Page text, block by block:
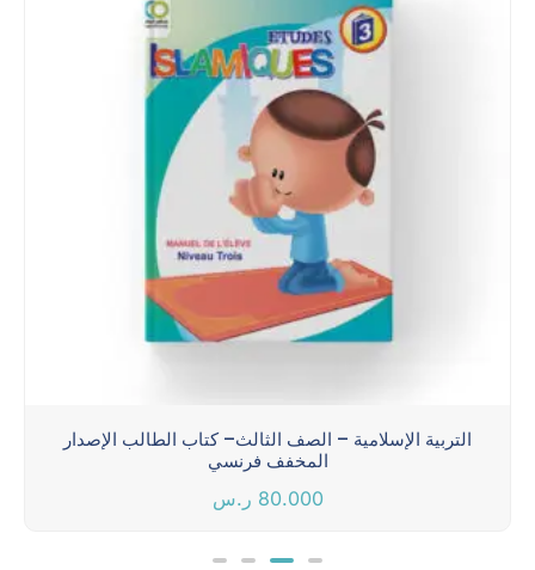
التربية الإسلامية – الصف الثالث– كتاب الطالب الإصدار
المخفف فرنسي
80.000 ر.س